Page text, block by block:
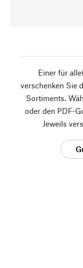
Einer für
verschenken Sie
Sortiments.
oder den PDF-
Jeweils